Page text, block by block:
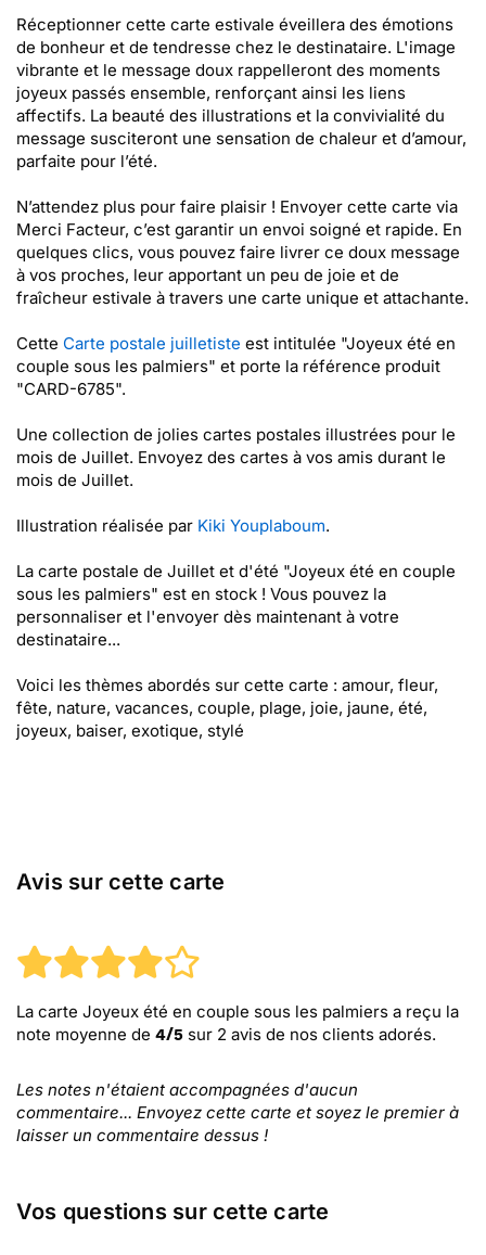
Réceptionner cette carte estivale éveillera des émotions
de bonheur et de tendresse chez le destinataire. L'image
vibrante et le message doux rappelleront des moments
joyeux passés ensemble, renforçant ainsi les liens
affectifs. La beauté des illustrations et la convivialité du
message susciteront une sensation de chaleur et d’amour,
parfaite pour l’été.
N’attendez plus pour faire plaisir ! Envoyer cette carte via
Merci Facteur, c’est garantir un envoi soigné et rapide. En
quelques clics, vous pouvez faire livrer ce doux message
à vos proches, leur apportant un peu de joie et de
fraîcheur estivale à travers une carte unique et attachante.
Cette Carte postale juilletiste est intitulée "Joyeux été en
couple sous les palmiers" et porte la référence produit
"CARD-6785".
Une collection de jolies cartes postales illustrées pour le
mois de Juillet. Envoyez des cartes à vos amis durant le
mois de Juillet.
Illustration réalisée par Kiki Youplaboum.
La carte postale de Juillet et d'été "Joyeux été en couple
sous les palmiers" est en stock ! Vous pouvez la
personnaliser et l'envoyer dès maintenant à votre
destinataire...
Voici les thèmes abordés sur cette carte : amour, fleur,
fête, nature, vacances, couple, plage, joie, jaune, été,
joyeux, baiser, exotique, stylé
Avis sur cette carte
La carte Joyeux été en couple sous les palmiers a reçu la
note moyenne de 4/5 sur 2 avis de nos clients adorés.
Les notes n'étaient accompagnées d'aucun
commentaire... Envoyez cette carte et soyez le premier à
laisser un commentaire dessus !
Vos questions sur cette carte